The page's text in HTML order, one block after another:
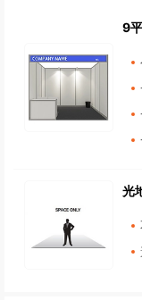
9
光